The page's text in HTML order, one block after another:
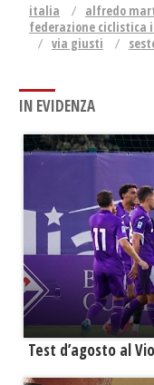
italia alfredo
federazione ciclistica
via giusti
IN EVIDENZA
Test d’agosto al